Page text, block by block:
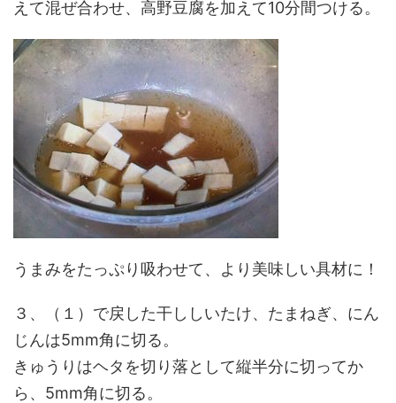
えて混ぜ合わせ、高野豆腐を加えて10分間つける。
うまみをたっぷり吸わせて、より美味しい具材に！
３、（１）で戻した干ししいたけ、たまねぎ、にん
じんは5mm角に切る。
きゅうりはヘタを切り落として縦半分に切ってか
ら、5mm角に切る。